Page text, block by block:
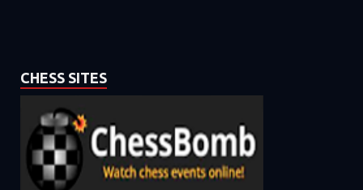
CHESS SITES